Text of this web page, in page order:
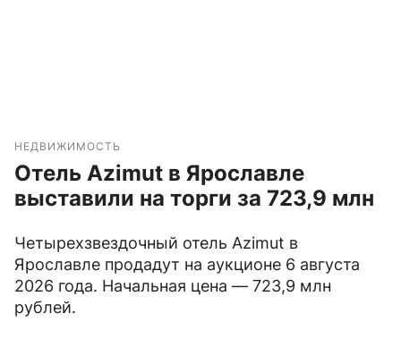
НЕДВИЖИМОСТЬ
Отель Azimut в Ярославле
выставили на торги за 723,9 млн
Четырехзвездочный отель Azimut в
Ярославле продадут на аукционе 6 августа
2026 года. Начальная цена — 723,9 млн
рублей.